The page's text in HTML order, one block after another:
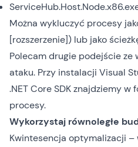
Można wykluczyć procesy
[rozszerzenie]) lub jako
Polecam drugie podejście ze
ataku. Przy instalacji Visual
.NET Core SDK znajdziemy w
procesy.
Wykorzystaj równoległe
Kwintesencja optymalizacji –